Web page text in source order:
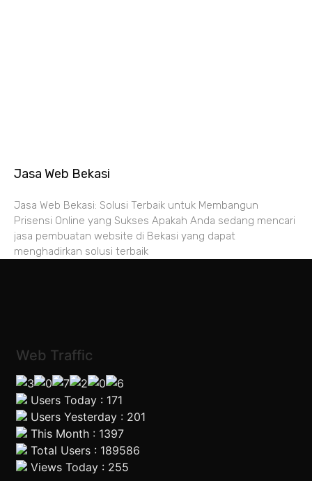
Jasa Web Bekasi
Jasa Web Bekasi: Solusi Terbaik untuk Membangun
Prisensi Online yang Sukses Apakah Anda sedang mencari
jasa pembuatan website di Bekasi yang dapat
menghadirkan solusi terbaik
Web Traffic
Users Today : 171
Users Yesterday : 201
This Month : 1397
Total Users : 189586
Views Today : 255